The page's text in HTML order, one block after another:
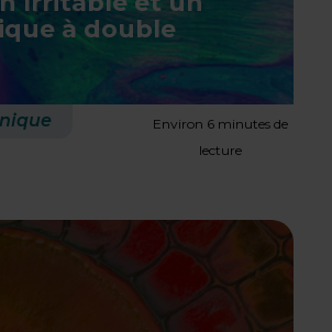
à double
Environ 6 minutes de
lecture